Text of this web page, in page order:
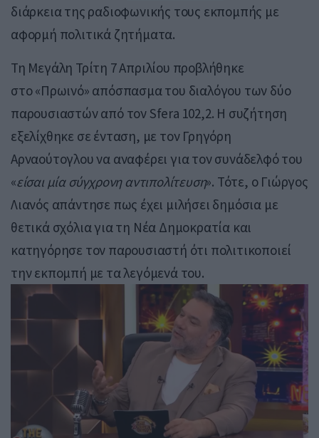
διάρκεια της ραδιοφωνικής τους εκπομπής με
αφορμή πολιτικά ζητήματα.
Τη Μεγάλη Τρίτη 7 Απριλίου προβλήθηκε
στο «Πρωινό» απόσπασμα του διαλόγου των δύο
παρουσιαστών από τον Sfera 102,2. Η συζήτηση
εξελίχθηκε σε ένταση, με τον Γρηγόρη
Αρναούτογλου να αναφέρει για τον συνάδελφό του
«είσαι μία σύγχρονη αντιπολίτευση». Τότε, ο Γιώργος
Λιανός απάντησε πως έχει μιλήσει δημόσια με
θετικά σχόλια για τη Νέα Δημοκρατία και
κατηγόρησε τον παρουσιαστή ότι πολιτικοποιεί
την εκπομπή με τα λεγόμενά του.